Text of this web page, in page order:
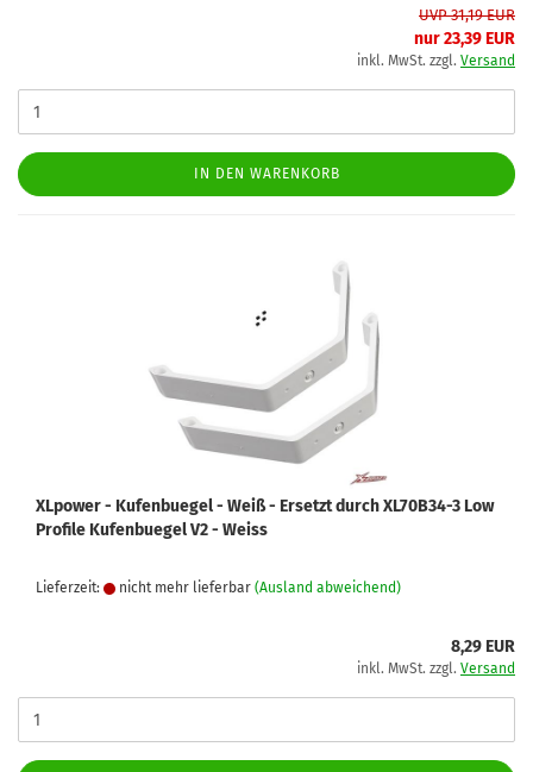
UVP 31,19 EUR
nur 23,39 EUR
inkl. MwSt. zzgl. Versand
IN DEN WARENKORB
XLpower - Kufenbuegel - Weiß - Ersetzt durch XL70B34-3 Low
Profile Kufenbuegel V2 - Weiss
Lieferzeit: nicht mehr lieferbar (Ausland abweichend)
8,29 EUR
inkl. MwSt. zzgl. Versand